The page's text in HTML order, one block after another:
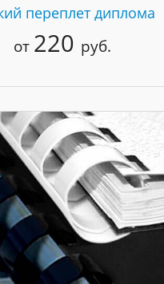
переплет диплома
от 220 руб.